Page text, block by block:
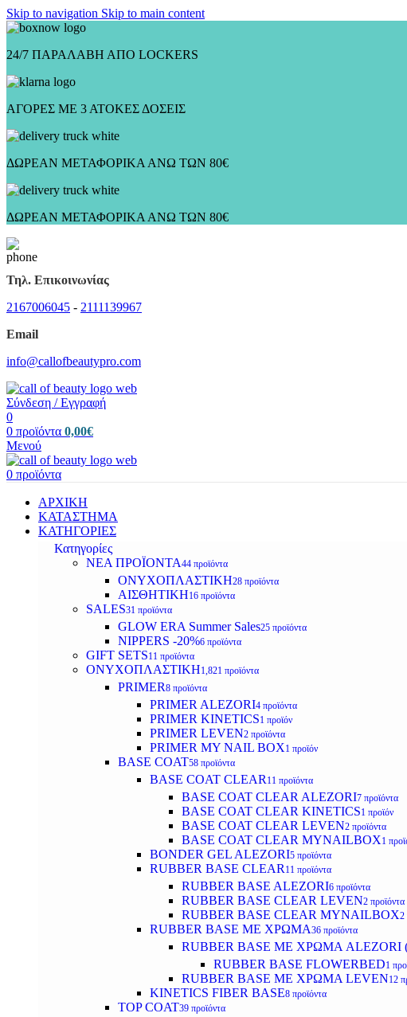
Skip to navigation Skip to main content
24/7 ΠΑΡΑΛΑΒΗ ΑΠΟ LOCKERS
ΑΓΟΡΕΣ ΜΕ 3 ΑΤΟΚΕΣ ΔΟΣΕΙΣ
ΔΩΡΕΑΝ ΜΕΤΑΦΟΡΙΚΑ ΑΝΩ ΤΩΝ 80€
ΔΩΡΕΑΝ ΜΕΤΑΦΟΡΙΚΑ ΑΝΩ ΤΩΝ 80€
Τηλ. Επικοινωνίας
2167006045 - 2111139967
Email
info@callofbeautypro.com
Σύνδεση / Εγγραφή
0
0 προϊόντα 0,00€
Μενού
0 προϊόντα
ΑΡΧΙΚΗ
ΚΑΤΑΣΤΗΜΑ
ΚΑΤΗΓΟΡΙΕΣ
Κατηγορίες
ΝΕΑ ΠΡΟΪΟΝΤΑ44 προϊόντα
ΟΝΥΧΟΠΛΑΣΤΙΚΗ28 προϊόντα
ΑΙΣΘΗΤΙΚΗ16 προϊόντα
SALES31 προϊόντα
GLOW ERA Summer Sales25 προϊόντα
NIPPERS -20%6 προϊόντα
GIFT SETS11 προϊόντα
ΟΝΥΧΟΠΛΑΣΤΙΚΗ1,821 προϊόντα
PRIMER8 προϊόντα
PRIMER ALEZORI4 προϊόντα
PRIMER KINETICS1 προϊόν
PRIMER LEVEN2 προϊόντα
PRIMER MY NAIL BOX1 προϊόν
BASE COAT58 προϊόντα
BASE COAT CLEAR 11 προϊόντα
BASE COAT CLEAR ALEZORI7 προϊόντα
BASE COAT CLEAR KINETICS1 προϊόν
BASE COAT CLEAR LEVEN2 προϊόντα
BASE COAT CLEAR MYNAILBOX1
BONDER GEL ALEZORI5 προϊόντα
RUBBER BASE CLEAR 11 προϊόντα
RUBBER BASE ALEZORI6 προϊόντα
RUBBER BASE CLEAR LEVEN2 προϊόντα
RUBBER BASE CLEAR MYNAILBOX2
RUBBER BASE ΜΕ ΧΡΩΜΑ36 προϊόντα
RUBBER BASE ΜΕ ΧΡΩΜΑ ALEZORI
RUBBER BASE FLOWERBED1
RUBBER BASE ΜΕ ΧΡΩΜΑ LEVEN12
KINETICS FIBER BASE8 προϊόντα
TOP COAT39 προϊόντα